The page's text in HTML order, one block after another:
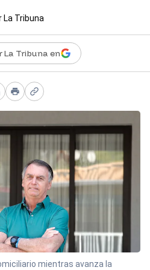
La Tribuna
La Tribuna en
PrintCopy link
mientras avanza la